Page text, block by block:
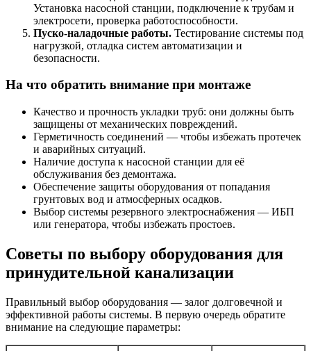
Установка насосной станции, подключение к трубам и
электросети, проверка работоспособности.
Пуско-наладочные работы. Тестирование системы под
нагрузкой, отладка систем автоматизации и
безопасности.
На что обратить внимание при монтаже
Качество и прочность укладки труб: они должны быть
защищены от механических повреждений.
Герметичность соединений — чтобы избежать протечек
и аварийных ситуаций.
Наличие доступа к насосной станции для её
обслуживания без демонтажа.
Обеспечение защиты оборудования от попадания
грунтовых вод и атмосферных осадков.
Выбор системы резервного электроснабжения — ИБП
или генератора, чтобы избежать простоев.
Советы по выбору оборудования для
принудительной канализации
Правильный выбор оборудования — залог долговечной и
эффективной работы системы. В первую очередь обратите
внимание на следующие параметры: